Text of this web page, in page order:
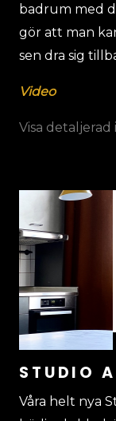
badrum med
gör att man
sen dra sig
Video
Visa detaljerad
STUDIO
härlig